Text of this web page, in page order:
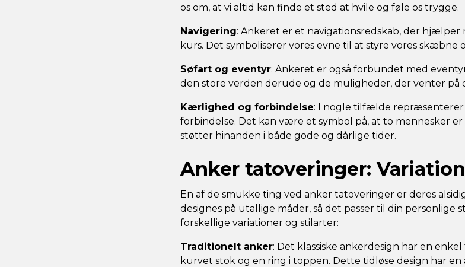
os om, at vi altid kan finde et sted at hvile og føle os trygge.
Navigering: Ankeret er et navigationsredskab, der
kurs. Det symboliserer vores evne til at styre vores skæbne
Søfart og eventyr: Ankeret er også forbundet med
den store verden derude og de muligheder, der venter på
Kærlighed og forbindelse: I nogle tilfælde
forbindelse. Det kan være et symbol på, at to mennesker
støtter hinanden i både gode og dårlige tider.
Anker tatoveringer:
En af de smukke ting ved anker tatoveringer er deres
designes på utallige måder, så det passer til din personlige
forskellige variationer og stilarter:
Traditionelt anker: Det klassiske ankerdesign har en
kurvet stok og en ring i toppen. Dette tidløse design har